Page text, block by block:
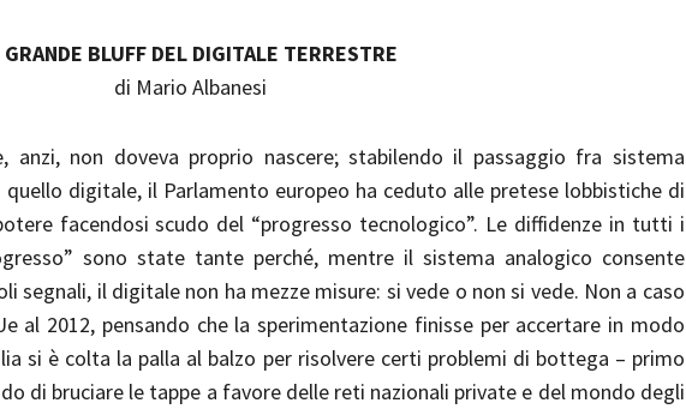
GRANDE BLUFF DEL DIGITALE TERRESTRE
di Mario Albanesi
non doveva proprio nascere; stabilendo il passaggio fra sistema
digitale, il Parlamento europeo ha ceduto alle pretese lobbistiche di
facendosi scudo del “progresso tecnologico”. Le diffidenze in tutti i
sono state tante perché, mentre il sistema analogico consente
segnali, il digitale non ha mezze misure: si vede o non si vede. Non a caso
al 2012, pensando che la sperimentazione finisse per accertare in modo
si è colta la palla al balzo per risolvere certi problemi di bottega – primo
di bruciare le tappe a favore delle reti nazionali private e del mondo degli